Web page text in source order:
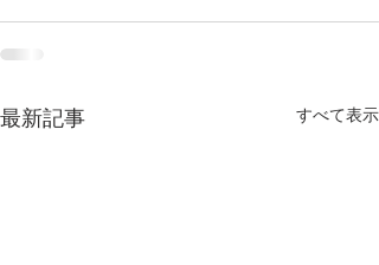
最新記事 すべて表示